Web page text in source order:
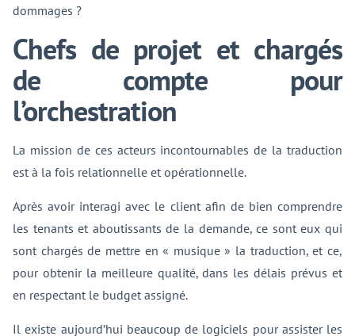
dommages ?
Chefs de projet et chargés
de compte pour
l’orchestration
La mission de ces acteurs incontournables de la traduction
est à la fois relationnelle et opérationnelle.
Après avoir interagi avec le client afin de bien comprendre
les tenants et aboutissants de la demande, ce sont eux qui
sont chargés de mettre en « musique » la traduction, et ce,
pour obtenir la meilleure qualité, dans les délais prévus et
en respectant le budget assigné.
Il existe aujourd’hui beaucoup de logiciels pour assister les